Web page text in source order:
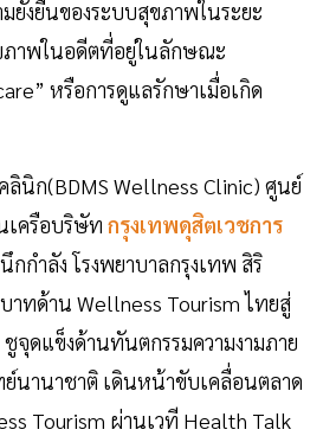
งยืนของระบบสุขภาพในระยะ
ภาพในอดีตที่อยู่ในลักษณะ
หรือการดูแลรักษาเมื่อเกิด
ลินิก(BDMS Wellness Clinic) ศูนย์
เครือบริษัท กรุงเทพดุสิตเวชการ
กำลัง โรงพยาบาลกรุงเทพ สิริ
าทด้าน Wellness Tourism ไทยสู่
จุดแข็งด้านทันตกรรมความงามภาย
นานาชาติ เดินหน้าขับเคลื่อนตลาด
Tourism ผ่านเวที Health Talk